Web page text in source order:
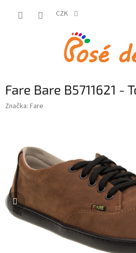
CZK
Fare Bare B5711621 -
Značka: Fare